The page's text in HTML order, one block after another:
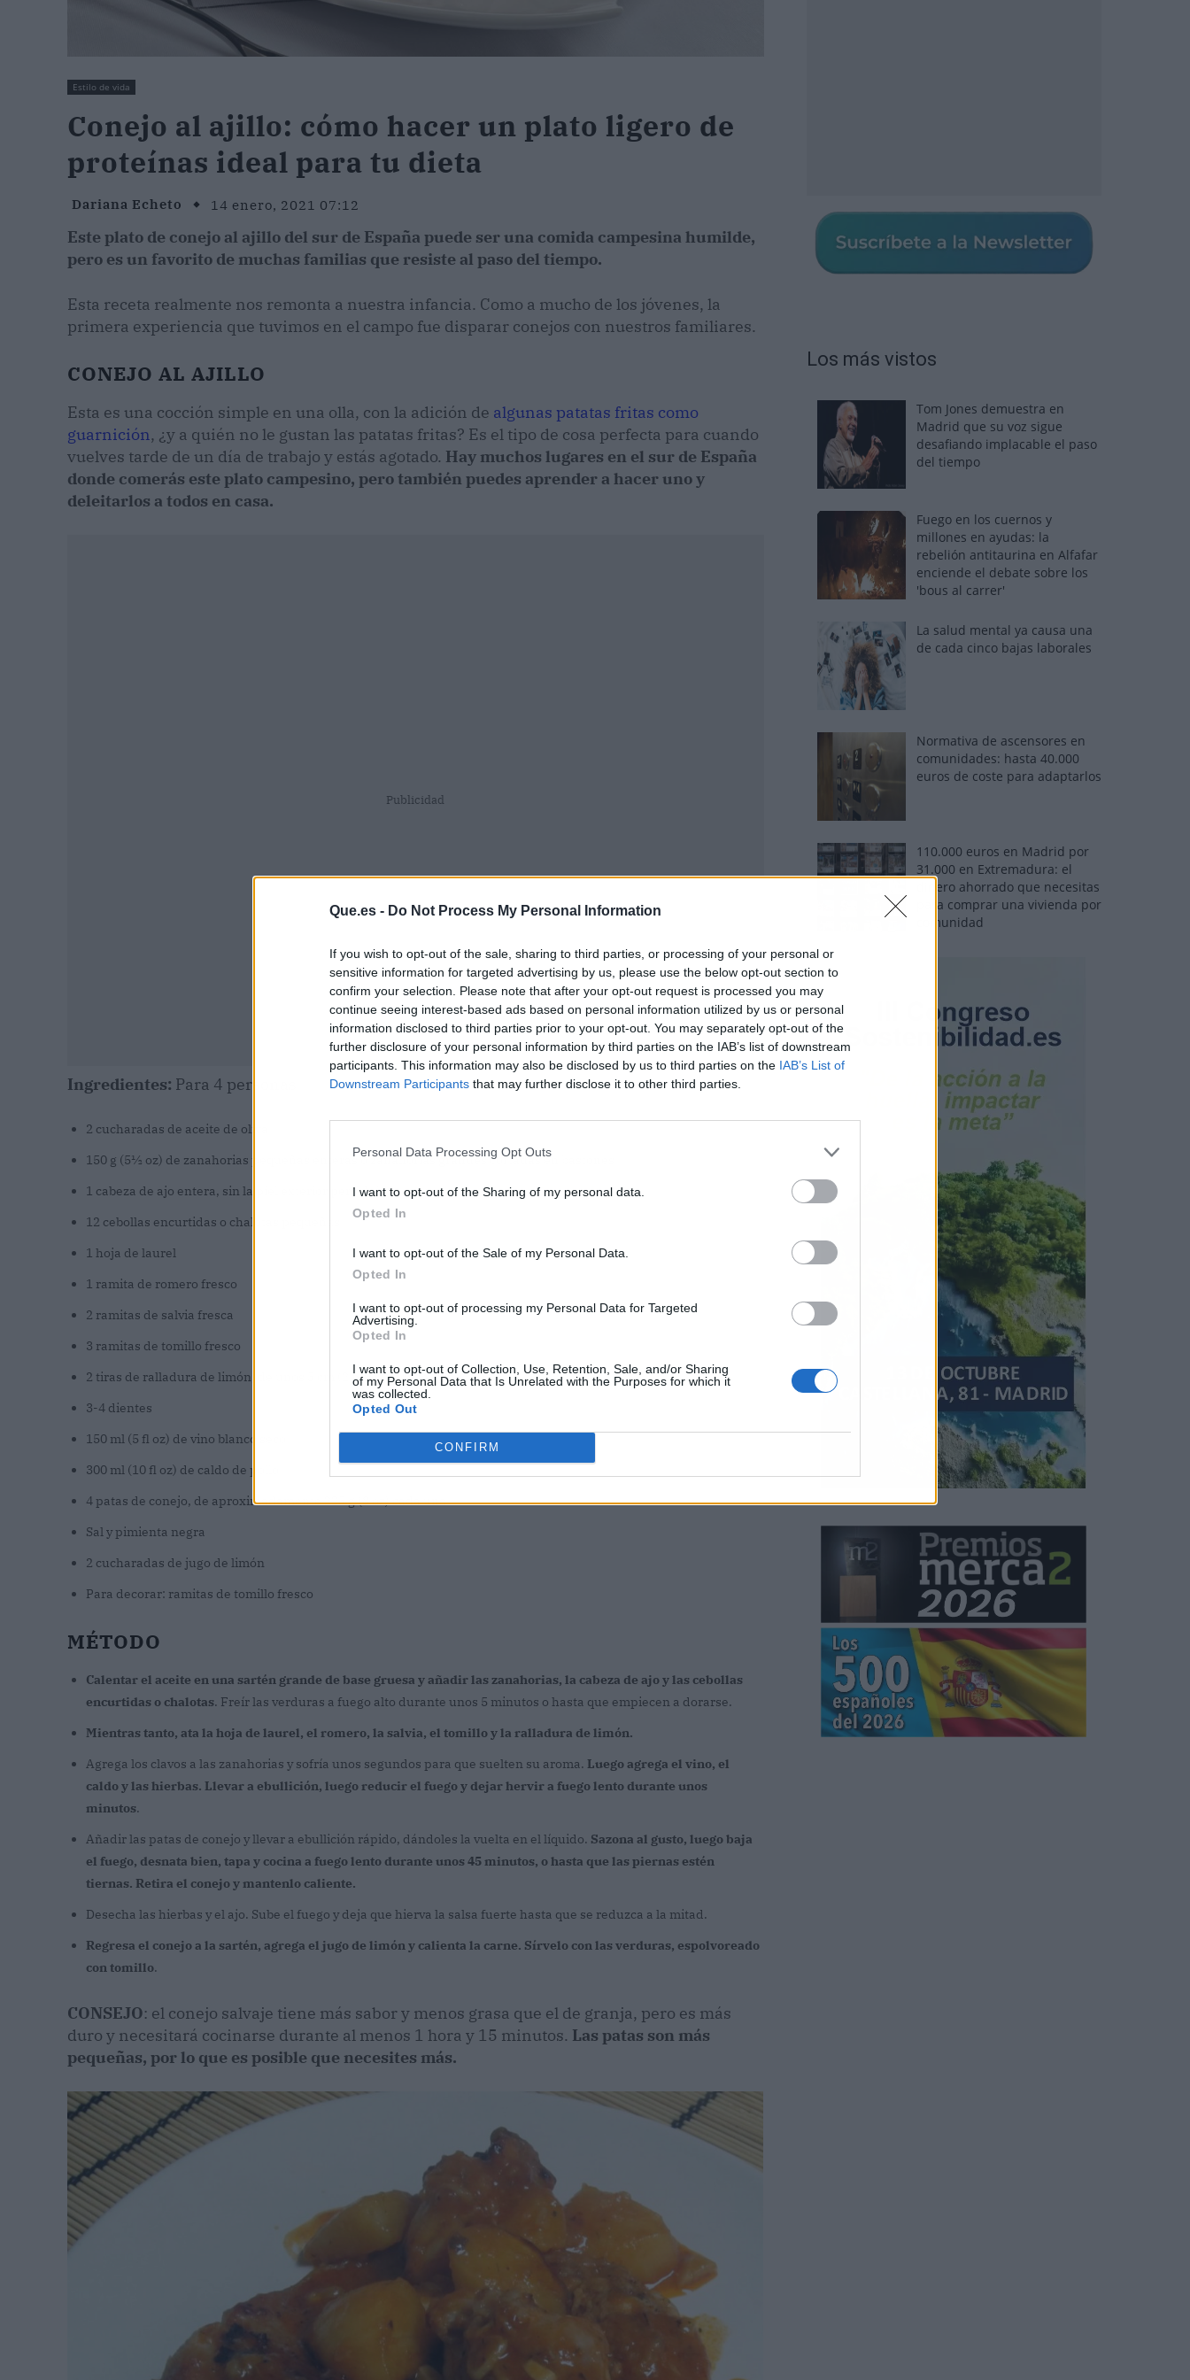
Que.es - Do Not Process My Personal Information
If you wish to opt-out of the sale, sharing to third parties, or processing of your personal or
sensitive information for targeted advertising by us, please use the below opt-out section to
confirm your selection. Please note that after your opt-out request is processed you may
continue seeing interest-based ads based on personal information utilized by us or personal
information disclosed to third parties prior to your opt-out. You may separately opt-out of the
further disclosure of your personal information by third parties on the IAB’s list of downstream
participants. This information may also be disclosed by us to third parties on the IAB’s List of
Downstream Participants that may further disclose it to other third parties.
Personal Data Processing Opt Outs
I want to opt-out of the Sharing of my personal data.
Opted In
I want to opt-out of the Sale of my Personal Data.
Opted In
I want to opt-out of processing my Personal Data for Targeted
Advertising.
Opted In
I want to opt-out of Collection, Use, Retention, Sale, and/or Sharing
of my Personal Data that Is Unrelated with the Purposes for which it
was collected.
Opted Out
CONFIRM
Estilo de vida
Conejo al ajillo: cómo hacer un plato ligero de
proteínas ideal para tu dieta
Dariana Echeto 14 enero, 2021 07:12
Este plato de conejo al ajillo del sur de España puede ser una comida campesina humilde,
pero es un favorito de muchas familias que resiste al paso del tiempo.
Esta receta realmente nos remonta a nuestra infancia. Como a mucho de los jóvenes, la
primera experiencia que tuvimos en el campo fue disparar conejos con nuestros familiares.
CONEJO AL AJILLO
Esta es una cocción simple en una olla, con la adición de algunas patatas fritas como
guarnición, ¿y a quién no le gustan las patatas fritas? Es el tipo de cosa perfecta para cuando
vuelves tarde de un día de trabajo y estás agotado. Hay muchos lugares en el sur de España
donde comerás este plato campesino, pero también puedes aprender a hacer uno y
deleitarlos a todos en casa.
Publicidad
Ingredientes: Para 4 personas
2 cucharadas de aceite de oliva
150 g (5½ oz) de zanahorias pequeñas enteras o zanahorias grandes cortadas en bastones
1 cabeza de ajo entera, sin la piel exterior pero dejada entera
12 cebollas encurtidas o chalotas pequeñas
1 hoja de laurel
1 ramita de romero fresco
2 ramitas de salvia fresca
3 ramitas de tomillo fresco
2 tiras de ralladura de limón, de unos 5 cm (2 pulgadas) de largo
3-4 dientes
150 ml (5 fl oz) de vino blanco seco
300 ml (10 fl oz) de caldo de pollo
4 patas de conejo, de aproximadamente 225 g (8 oz) cada una
Sal y pimienta negra
2 cucharadas de jugo de limón
Para decorar: ramitas de tomillo fresco
MÉTODO
Calentar el aceite en una sartén grande de base gruesa y añadir las zanahorias, la cabeza de ajo y las cebollas
encurtidas o chalotas. Freír las verduras a fuego alto durante unos 5 minutos o hasta que empiecen a dorarse.
Mientras tanto, ata la hoja de laurel, el romero, la salvia, el tomillo y la ralladura de limón.
Agrega los clavos a las zanahorias y sofría unos segundos para que suelten su aroma. Luego agrega el vino, el
caldo y las hierbas. Llevar a ebullición, luego reducir el fuego y dejar hervir a fuego lento durante unos
minutos.
Añadir las patas de conejo y llevar a ebullición rápido, dándoles la vuelta en el líquido. Sazona al gusto, luego baja
el fuego, desnata bien, tapa y cocina a fuego lento durante unos 45 minutos, o hasta que las piernas estén
tiernas. Retira el conejo y mantenlo caliente.
Desecha las hierbas y el ajo. Sube el fuego y deja que hierva la salsa fuerte hasta que se reduzca a la mitad.
Regresa el conejo a la sartén, agrega el jugo de limón y calienta la carne. Sírvelo con las verduras, espolvoreado
con tomillo.
CONSEJO: el conejo salvaje tiene más sabor y menos grasa que el de granja, pero es más
duro y necesitará cocinarse durante al menos 1 hora y 15 minutos. Las patas son más
pequeñas, por lo que es posible que necesites más.
Los más vistos
Tom Jones demuestra en
Madrid que su voz sigue
desafiando implacable el paso
del tiempo
Fuego en los cuernos y
millones en ayudas: la
rebelión antitaurina en Alfafar
enciende el debate sobre los
'bous al carrer'
La salud mental ya causa una
de cada cinco bajas laborales
Normativa de ascensores en
comunidades: hasta 40.000
euros de coste para adaptarlos
110.000 euros en Madrid por
31.000 en Extremadura: el
dinero ahorrado que necesitas
para comprar una vivienda por
comunidad